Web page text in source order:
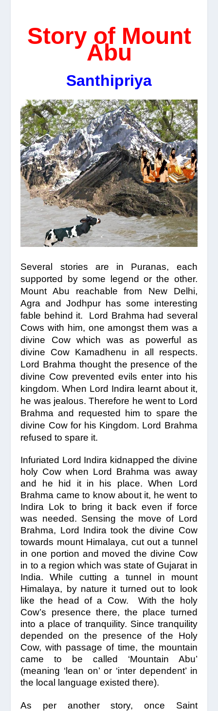
Story of Mount
Abu
Santhipriya
Several stories are in Puranas, each
supported by some legend or the other.
Mount Abu reachable from New Delhi,
Agra and Jodhpur has some interesting
fable behind it. Lord Brahma had several
Cows with him, one amongst them was a
divine Cow which was as powerful as
divine Cow Kamadhenu in all respects.
Lord Brahma thought the presence of the
divine Cow prevented evils enter into his
kingdom. When Lord Indira learnt about it,
he was jealous. Therefore he went to Lord
Brahma and requested him to spare the
divine Cow for his Kingdom. Lord Brahma
refused to spare it.
Infuriated Lord Indira kidnapped the divine
holy Cow when Lord Brahma was away
and he hid it in his place. When Lord
Brahma came to know about it, he went to
Indira Lok to bring it back even if force
was needed. Sensing the move of Lord
Brahma, Lord Indira took the divine Cow
towards mount Himalaya, cut out a tunnel
in one portion and moved the divine Cow
in to a region which was state of Gujarat in
India. While cutting a tunnel in mount
Himalaya, by nature it turned out to look
like the head of a Cow. With the holy
Cow’s presence there, the place turned
into a place of tranquility. Since tranquility
depended on the presence of the Holy
Cow, with passage of time, the mountain
came to be called ‘Mountain Abu’
(meaning ‘lean on’ or ‘inter dependent’ in
the local language existed there).
As per another story, once Saint